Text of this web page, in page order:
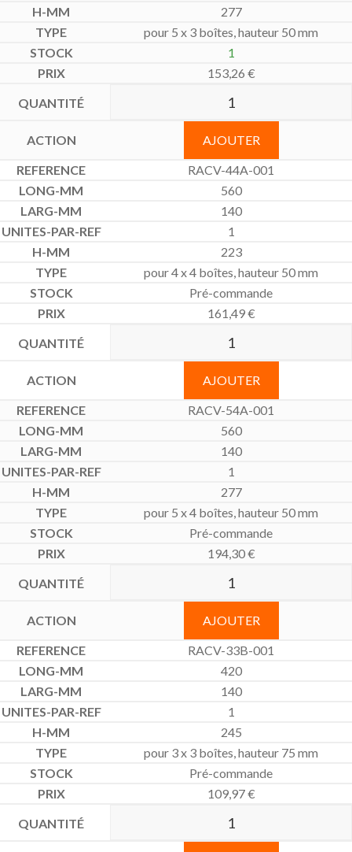
277
pour 5 x 3 boîtes, hauteur 50 mm
1
153,26 €
AJOUTER
RACV-44A-001
560
140
1
223
pour 4 x 4 boîtes, hauteur 50 mm
Pré-commande
161,49€
AJOUTER
RACV-54A-001
560
140
1
277
pour 5 x 4 boîtes, hauteur 50 mm
Pré-commande
194,30€
AJOUTER
RACV-33B-001
420
140
1
245
pour 3 x 3 boîtes, hauteur 75 mm
Pré-commande
109,97€